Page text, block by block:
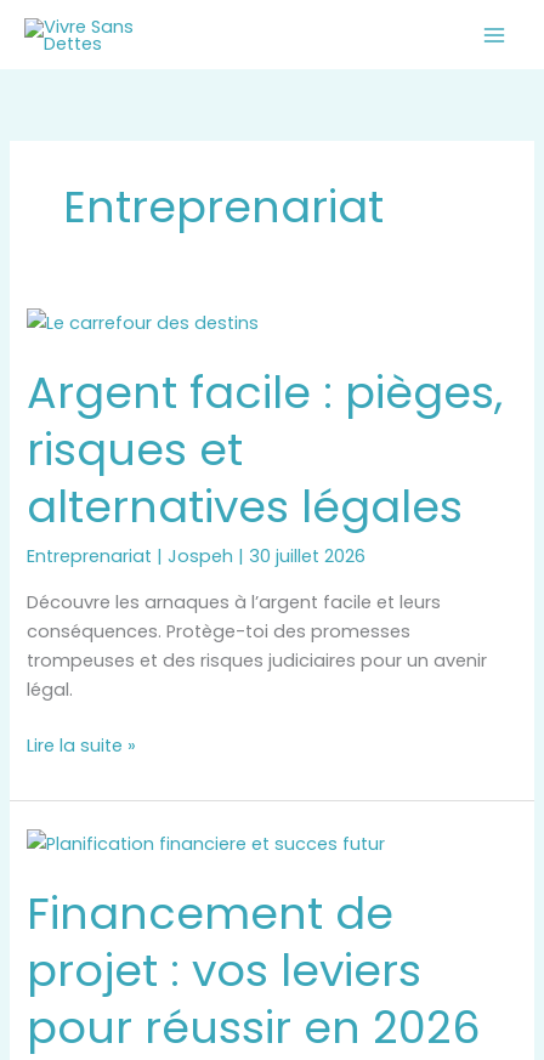
Aller
Entreprenariat
Argent facile : pièges,
risques et
alternatives légales
Entreprenariat |Jospeh | 30 juillet 2026
Découvre les arnaques à l’argent facile et leurs
conséquences. Protège-toi des promesses
trompeuses et des risques judiciaires pour un avenir
légal.
Argent
pièges,
risques
et
alternatives
légales
Lire la suite »
Financement de
projet : vos leviers
pour réussir en 2026
Financement
projet
vos
leviers
pour
réussir